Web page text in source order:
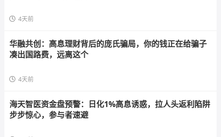
4天前
华融共创：高息理财背后的庞氏骗局，你的钱正在给骗子
凑出国路费，远离这个
4天前
海天智医资金盘预警：日化1%高息诱惑，拉人头返利陷阱
步步惊心，参与者速避